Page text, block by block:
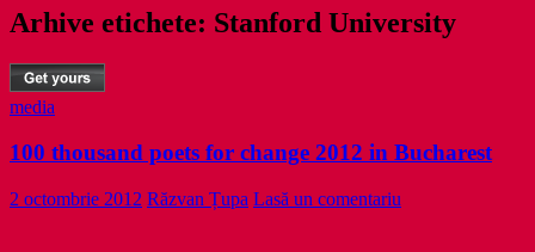
Arhive etichete: Stanford University
media
100 thousand poets for change 2012 in Bucharest
2 octombrie 2012 Răzvan Țupa Lasă un comentariu